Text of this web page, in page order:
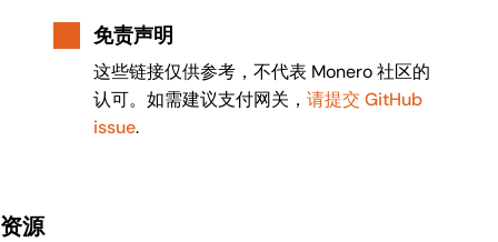
免责声明
这些链接仅供参考，不代表 Monero 社区的
认可。如需建议支付网关， 请提交 GitHub
issue.
资源